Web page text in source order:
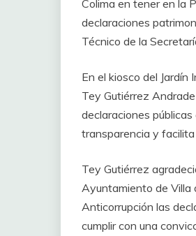
Colima en tener en la
declaraciones
Técnico de la
En el kiosco del
Tey Gutiérrez
declaraciones
transparencia y facilita
Tey Gutiérrez
Ayuntamiento de Villa
Anticorrupción las
cumplir con una